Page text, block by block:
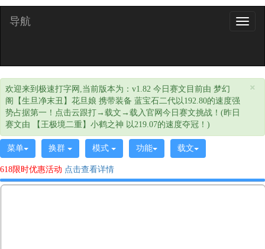
导
导航
×
欢迎来到极速打字网,当前版本为：v1.82 今日赛文目前由 梦幻
阁【生旦净末丑】花旦娘 携带装备 蓝宝石二代以192.80的速度强
势占据第一！点击云跟打→载文→载入官网今日赛文挑战！(昨日
赛文由 【王极境二重】小鹤之神 以219.07的速度夺冠！)
菜单 换群 模式 功能 载文
618限时优惠活动 点击查看详情